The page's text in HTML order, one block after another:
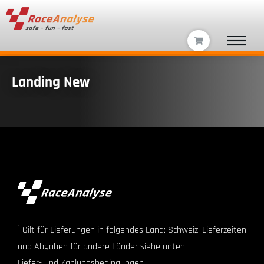
Landing New
1 Gilt für Lieferungen in folgendes Land: Schweiz. Lieferzeiten
und Abgaben für andere Länder siehe unten: